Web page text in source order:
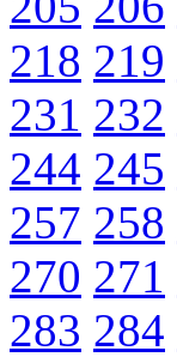
218 219
231 232
244 245
257 258
270 271
283 284